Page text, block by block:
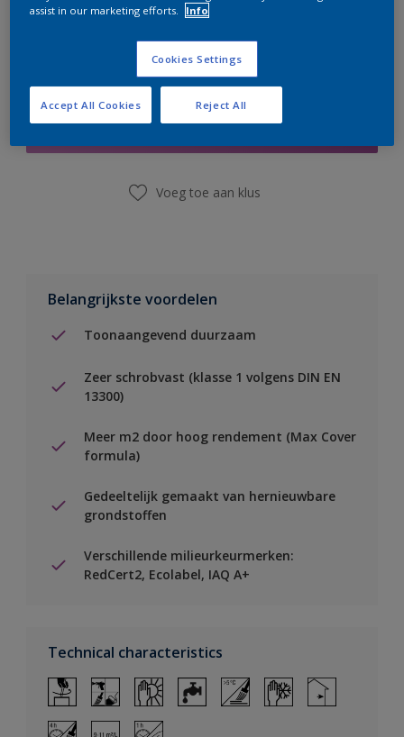
Boodschappenlijst
Voeg toe aan klus
Belangrijkste voordelen
Toonaangevend duurzaam
Zeer schrobvast (klasse 1 volgens DIN EN
13300)
Meer m2 door hoog rendement (Max Cover
formula)
Gedeeltelijk gemaakt van hernieuwbare
grondstoffen
Verschillende milieurkeurmerken:
RedCert2, Ecolabel, IAQ A+
Technical characteristics
assist in our marketing efforts.
Info
Cookies Settings
Reject All
Accept All Cookies